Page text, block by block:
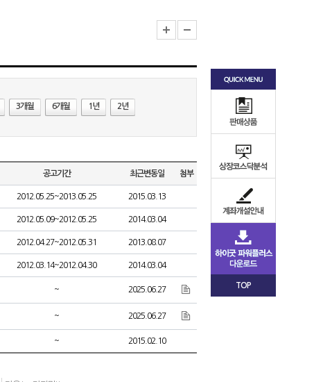
3개월 6개월 1년 2년
공고기간 최근변동일 첨부
2012.05.25~2013.05.25 2015.03.13
2012.05.09~2012.05.25 2014.03.04
2012.04.27~2012.05.31 2013.08.07
2012.03.14~2012.04.30 2014.03.04
~ 2025.06.27
~ 2025.06.27
~ 2015.02.10
TOP